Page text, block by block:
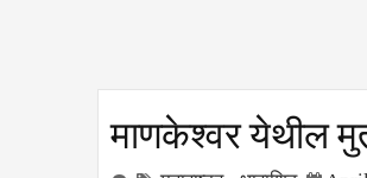
माणकेश्वर येथील